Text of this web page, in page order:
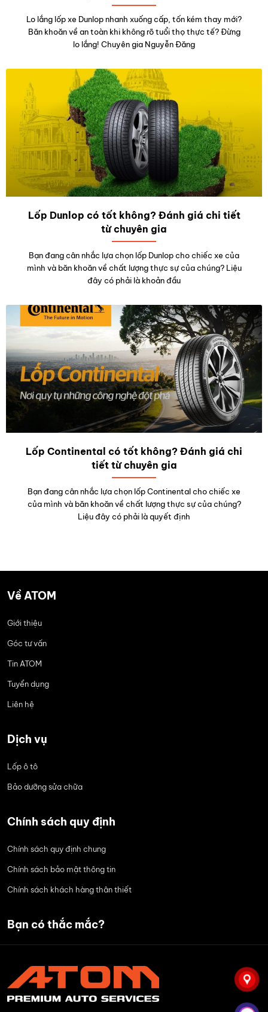
Lo lắng lốp xe Dunlop nhanh xuống cấp, tốn kém thay mới?
Băn khoăn về an toàn khi không rõ tuổi thọ thực tế? Đừng
lo lắng! Chuyên gia Nguyễn Đăng
Lốp Dunlop có tốt không? Đánh giá chi tiết
từ chuyên gia
Bạn đang cân nhắc lựa chọn lốp Dunlop cho chiếc xe của
mình và băn khoăn về chất lượng thực sự của chúng? Liệu
đây có phải là khoản đầu
Lốp Continental có tốt không? Đánh giá chi
tiết từ chuyên gia
Bạn đang cân nhắc lựa chọn lốp Continental cho chiếc xe
của mình và băn khoăn về chất lượng thực sự của chúng?
Liệu đây có phải là quyết định
Về ATOM
Giới thiệu
Góc tư vấn
Tin ATOM
Tuyển dụng
Liên hệ
Dịch vụ
Lốp ô tô
Bảo dưỡng sửa chữa
Chính sách quy định
Chính sách quy định chung
Chính sách bảo mật thông tin
Chính sách khách hàng thân thiết
Bạn có thắc mắc?